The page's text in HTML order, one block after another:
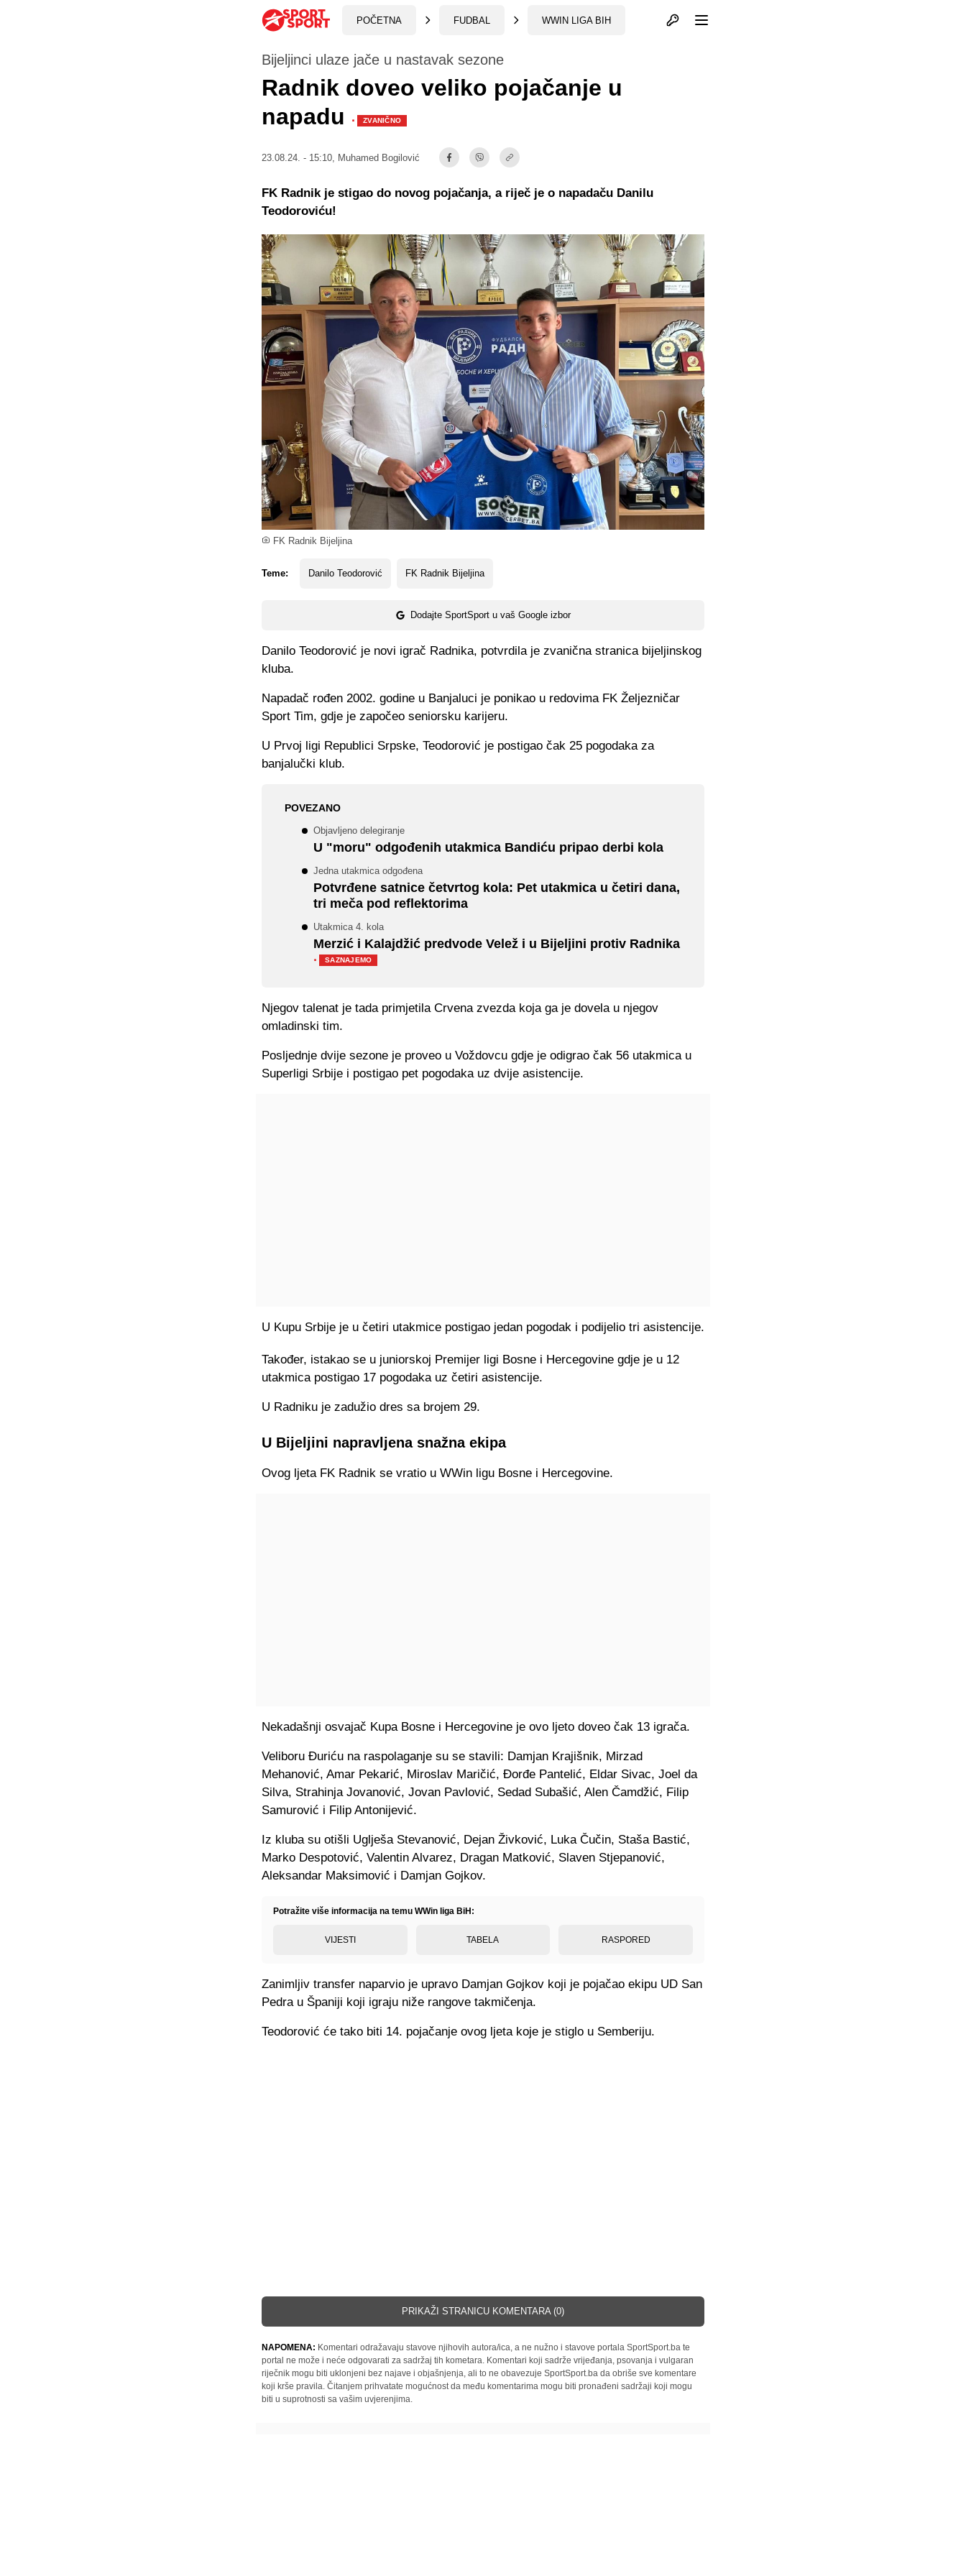
POČETNA FUDBAL WWIN LIGA BIH Otvori profil
FK Radnik Bijeljina
Bijeljinci ulaze jače u nastavak sezone
Radnik doveo veliko pojačanje u
napadu · ZVANIČNO
23.08.24. - 15:10, Muhamed Bogilović
Teme: Danilo Teodorović FK Radnik Bijeljina
Dodajte SportSport u vaš Google izbor
FK Radnik je stigao do novog pojačanja, a riječ je o napadaču Danilu
Teodoroviću!
Danilo Teodorović je novi igrač Radnika, potvrdila je zvanična stranica bijeljinskog
kluba.
Napadač rođen 2002. godine u Banjaluci je ponikao u redovima FK Željezničar
Sport Tim, gdje je započeo seniorsku karijeru.
U Prvoj ligi Republici Srpske, Teodorović je postigao čak 25 pogodaka za
banjalučki klub.
POVEZANO
Objavljeno delegiranje
U "moru" odgođenih utakmica Bandiću pripao derbi kola
Jedna utakmica odgođena
Potvrđene satnice četvrtog kola: Pet utakmica u četiri dana,
tri meča pod reflektorima
Utakmica 4. kola
Merzić i Kalajdžić predvode Velež i u Bijeljini protiv Radnika
·
SAZNAJEMO
Njegov talenat je tada primjetila Crvena zvezda koja ga je dovela u njegov
omladinski tim.
Posljednje dvije sezone je proveo u Voždovcu gdje je odigrao čak 56 utakmica u
Superligi Srbije i postigao pet pogodaka uz dvije asistencije.
U Kupu Srbije je u četiri utakmice postigao jedan pogodak i podijelio tri asistencije.
Također, istakao se u juniorskoj Premijer ligi Bosne i Hercegovine gdje je u 12
utakmica postigao 17 pogodaka uz četiri asistencije.
U Radniku je zadužio dres sa brojem 29.
U Bijeljini napravljena snažna ekipa
Ovog ljeta FK Radnik se vratio u WWin ligu Bosne i Hercegovine.
Nekadašnji osvajač Kupa Bosne i Hercegovine je ovo ljeto doveo čak 13 igrača.
Veliboru Đuriću na raspolaganje su se stavili: Damjan Krajišnik, Mirzad
Mehanović, Amar Pekarić, Miroslav Maričić, Đorđe Pantelić, Eldar Sivac, Joel da
Silva, Strahinja Jovanović, Jovan Pavlović, Sedad Subašić, Alen Čamdžić, Filip
Samurović i Filip Antonijević.
Iz kluba su otišli Uglješa Stevanović, Dejan Živković, Luka Čučin, Staša Bastić,
Marko Despotović, Valentin Alvarez, Dragan Matković, Slaven Stjepanović,
Aleksandar Maksimović i Damjan Gojkov.
Potražite više informacija na temu WWin liga BiH:
VIJESTI TABELA RASPORED
Zanimljiv transfer naparvio je upravo Damjan Gojkov koji je pojačao ekipu UD San
Pedra u Španiji koji igraju niže rangove takmičenja.
Teodorović će tako biti 14. pojačanje ovog ljeta koje je stiglo u Semberiju.
PRIKAŽI STRANICU KOMENTARA (0)
NAPOMENA: Komentari odražavaju stavove njihovih autora/ica, a ne nužno i stavove portala SportSport.ba te
portal ne može i neće odgovarati za sadržaj tih kometara. Komentari koji sadrže vrijeđanja, psovanja i vulgaran
riječnik mogu biti uklonjeni bez najave i objašnjenja, ali to ne obavezuje SportSport.ba da obriše sve komentare
koji krše pravila. Čitanjem prihvatate mogućnost da među komentarima mogu biti pronađeni sadržaji koji mogu
biti u suprotnosti sa vašim uvjerenjima.